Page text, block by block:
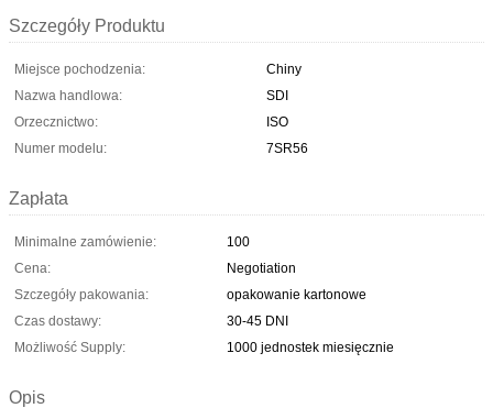
Szczegóły Produktu
Miejsce pochodzenia:
Chiny
Nazwa handlowa:
SDI
Orzecznictwo:
ISO
Numer modelu:
7SR56
Zapłata
Minimalne zamówienie:
100
Cena:
Negotiation
Szczegóły pakowania:
opakowanie kartonowe
Czas dostawy:
30-45 DNI
Możliwość Supply:
1000 jednostek miesięcznie
Opis